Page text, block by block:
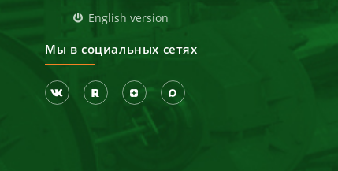
English version
Мы в социальных сетях